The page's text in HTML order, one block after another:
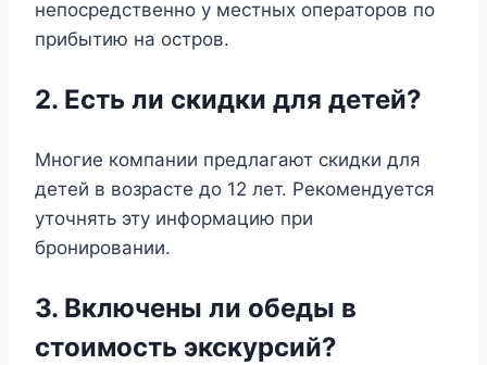
непосредственно у местных операторов по
прибытию на остров.
2. Есть ли скидки для детей?
Многие компании предлагают скидки для
детей в возрасте до 12 лет. Рекомендуется
уточнять эту информацию при
бронировании.
3. Включены ли обеды в
стоимость экскурсий?